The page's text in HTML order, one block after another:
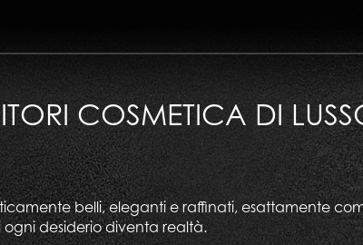
COSMETICA DI
belli, eleganti e raffinati, esattamente
desiderio diventa realtà.